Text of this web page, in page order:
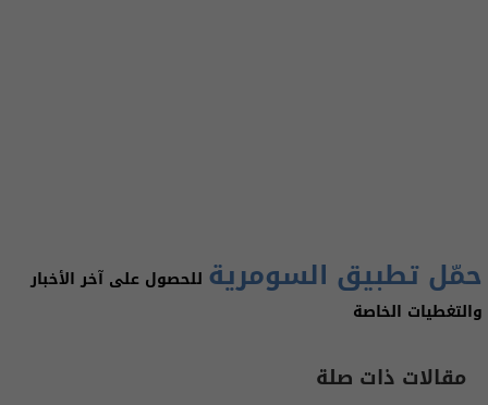
حمّل تطبيق السومرية للحصول على آخر الأخبار
والتغطيات الخاصة
مقالات ذات صلة